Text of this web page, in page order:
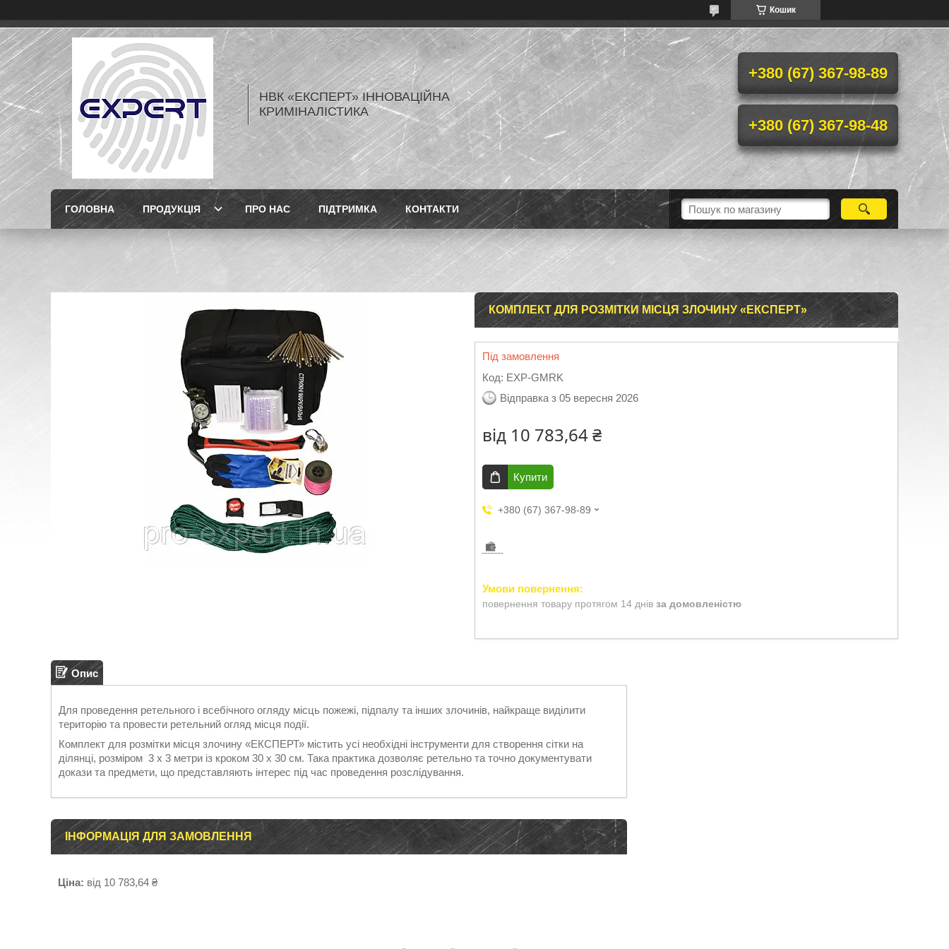
Кошик
НВК «ЕКСПЕРТ» ІННОВАЦІЙНА
КРИМІНАЛІСТИКА
+380 (67) 367-98-89
+380 (67) 367-98-48
ГОЛОВНА ПРОДУКЦІЯ ПРО НАС ПІДТРИМКА КОНТАКТИ
КОМПЛЕКТ ДЛЯ РОЗМІТКИ МІСЦЯ ЗЛОЧИНУ «ЕКСПЕРТ»
Під замовлення
Код: EXP-GMRK
Відправка з 05 вересня 2026
від 10 783,64 ₴
Купити
+380 (67) 367-98-89
повернення товару протягом 14 днів за домовленістю
Опис
Для проведення ретельного і всебічного огляду місць пожежі, підпалу та інших злочинів, найкраще виділити
територію та провести ретельний огляд місця події.
Комплект для розмітки місця злочину «ЕКСПЕРТ» містить усі необхідні інструменти для створення сітки на
ділянці, розміром 3 x 3 метри із кроком 30 x 30 см. Така практика дозволяє ретельно та точно документувати
докази та предмети, що представляють інтерес під час проведення розслідування.
ІНФОРМАЦІЯ ДЛЯ ЗАМОВЛЕННЯ
Ціна: від 10 783,64 ₴